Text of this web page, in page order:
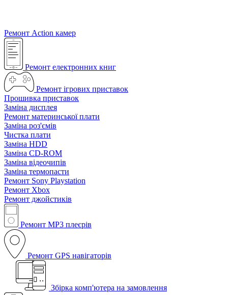
Ремонт Action камер
Ремонт електронних книг
Ремонт ігрових приставок
Прошивка приставок
Заміна дисплея
Ремонт материнської плати
Заміна роз'ємів
Чистка плати
Заміна HDD
Заміна CD-ROM
Заміна відеочипів
Заміна термопасти
Ремонт Sony Playstation
Ремонт Xbox
Ремонт джойстиків
Ремонт MP3 плеєрів
Ремонт GPS навігаторів
Збірка комп'ютера на замовлення